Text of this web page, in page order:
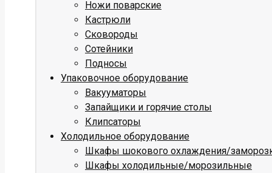
Ножи поварские
Кастрюли
Сковороды
Сотейники
Подносы
Упаковочное оборудование
Вакууматоры
Запайщики и горячие столы
Клипсаторы
Холодильное оборудование
Шкафы шокового охлаждения/
Шкафы холодильные/морозильные